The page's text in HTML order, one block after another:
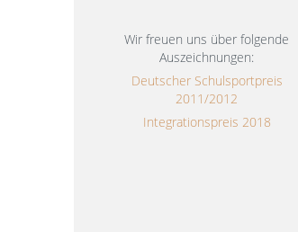
Wir freuen uns über folgende
Auszeichnungen:
Deutscher Schulsportpreis
2011/2012
Integrationspreis 2018